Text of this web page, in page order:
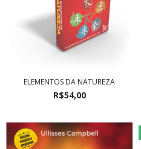
ELEMENTOS DA NATUREZA
R$54,00